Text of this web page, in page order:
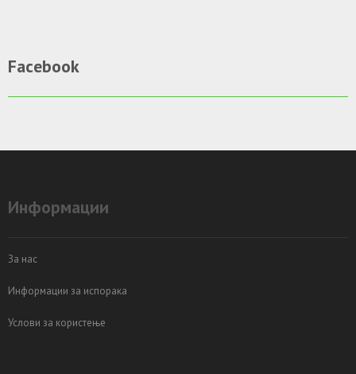
Facebook
Информации
За нас
Информации за испорака
Услови за користење